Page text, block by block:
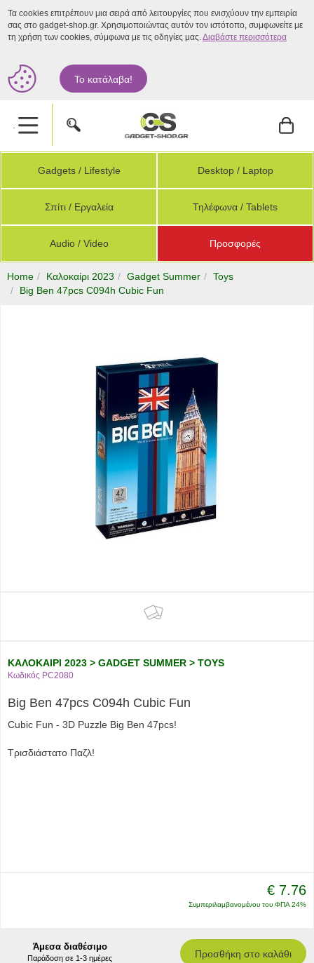
Τα cookies επιτρέπουν μια σειρά από λειτουργίες που ενισχύουν την εμπειρία
σας στο gadget-shop.gr. Χρησιμοποιώντας αυτόν τον ιστότοπο, συμφωνείτε με
τη χρήση των cookies, σύμφωνα με τις οδηγίες μας.Διαβάστε περισσότερα
Το κατάλαβα!
.
Gadgets / Lifestyle Desktop / Laptop
Σπίτι / Εργαλεία Τηλέφωνα / Tablets
Audio / Video Προσφορές
Home Καλοκαίρι 2023 Gadget Summer
Toys
Big Ben 47pcs C094h Cubic Fun
ΚΑΛΟΚΑΙΡΙ 2023 > GADGET SUMMER > TOYS
Κωδικός PC2080
Big Ben 47pcs C094h Cubic Fun
Cubic Fun - 3D Puzzle Big Ben 47pcs!
Τρισδιάστατο Παζλ!
€ 7.76
Συμπεριλαμβανομένου του ΦΠΑ 24%
Άμεσα διαθέσιμο
Παράδοση σε 1-3 ημέρες Προσθήκη στο καλάθι